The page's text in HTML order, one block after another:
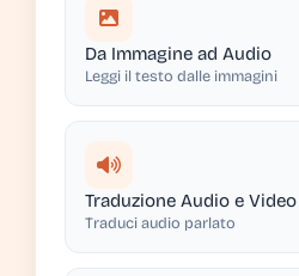
Da Immagine ad Audio
Leggi il testo dalle immagini
Traduzione Audio e Video
Traduci audio parlato